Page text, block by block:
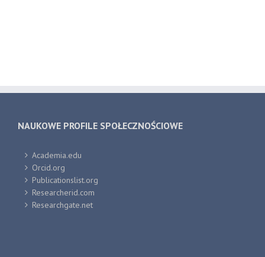
NAUKOWE PROFILE SPOŁECZNOŚCIOWE
Academia.edu
Orcid.org
Publicationslist.org
Researcherid.com
Researchgate.net